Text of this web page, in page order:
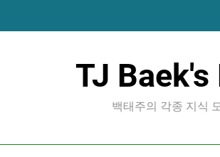
TJ Baek's
백태주의 각종 지식